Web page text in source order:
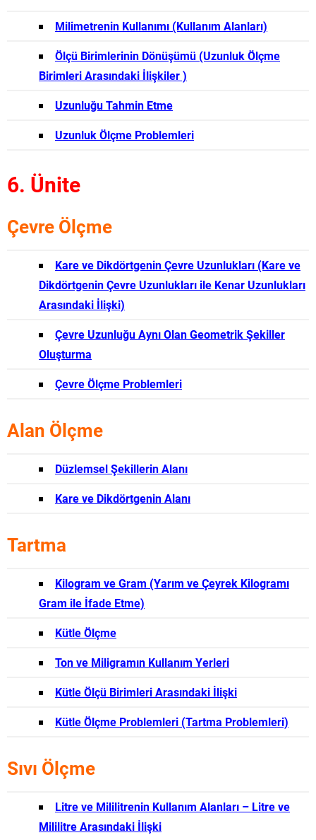
Milimetrenin Kullanımı (Kullanım Alanları)
Ölçü Birimlerinin Dönüşümü (Uzunluk Ölçme
Birimleri Arasındaki İlişkiler )
Uzunluğu Tahmin Etme
Uzunluk Ölçme Problemleri
6. Ünite
Çevre Ölçme
Kare ve Dikdörtgenin Çevre Uzunlukları (Kare ve
Dikdörtgenin Çevre Uzunlukları ile Kenar Uzunlukları
Arasındaki İlişki)
Çevre Uzunluğu Aynı Olan Geometrik Şekiller
Oluşturma
Çevre Ölçme Problemleri
Alan Ölçme
Düzlemsel Şekillerin Alanı
Kare ve Dikdörtgenin Alanı
Tartma
Kilogram ve Gram (Yarım ve Çeyrek Kilogramı
Gram ile İfade Etme)
Kütle Ölçme
Ton ve Miligramın Kullanım Yerleri
Kütle Ölçü Birimleri Arasındaki İlişki
Kütle Ölçme Problemleri (Tartma Problemleri)
Sıvı Ölçme
Litre ve Mililitrenin Kullanım Alanları – Litre ve
Mililitre Arasındaki İlişki